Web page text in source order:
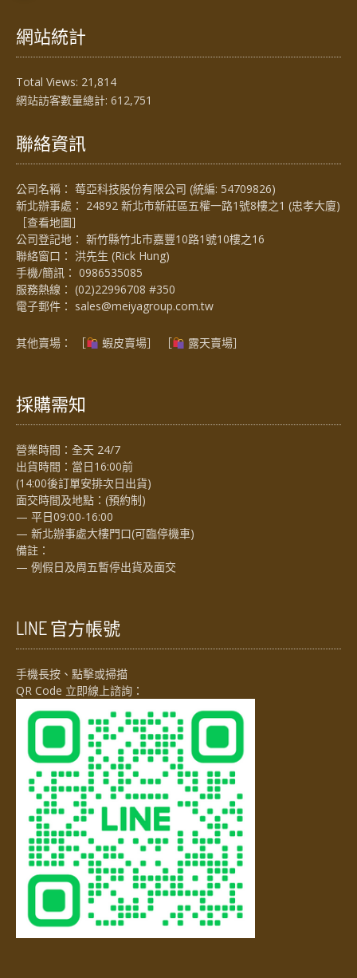
網站統計
Total Views: 21,814
網站訪客數量總計: 612,751
聯絡資訊
公司名稱： 莓亞科技股份有限公司 (統編: 54709826)
新北辦事處： 24892 新北市新莊區五權一路1號8樓之1 (忠孝大廈)
［查看地圖］
公司登記地： 新竹縣竹北市嘉豐10路1號10樓之16
聯絡窗口： 洪先生 (Rick Hung)
手機/簡訊： 0986535085
服務熱線： (02)22996708 #350
電子郵件： sales@meiyagroup.com.tw
其他賣場： ［ 蝦皮賣場］ ［ 露天賣場］
採購需知
營業時間：全天 24/7
出貨時間：當日16:00前
(14:00後訂單安排次日出貨)
面交時間及地點：(預約制)
— 平日09:00-16:00
— 新北辦事處大樓門口(可臨停機車)
備註：
— 例假日及周五暫停出貨及面交
LINE 官方帳號
手機長按、點擊或掃描
QR Code 立即線上諮詢：